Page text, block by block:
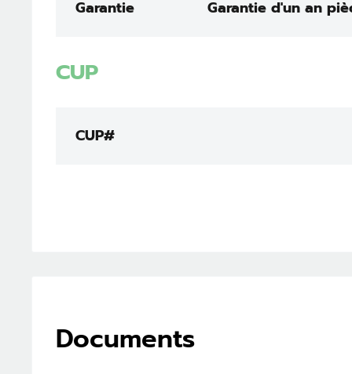
Garantie Garantie d'un an
CUP
CUP#
Documents